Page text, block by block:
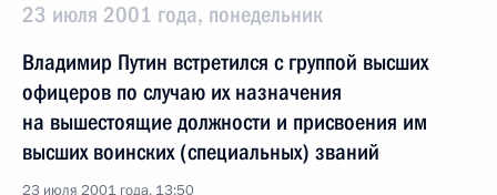
23 июля 2001 года, понедельник
Владимир Путин встретился с группой высших
офицеров по случаю их назначения
на вышестоящие должности и присвоения им
высших воинских (специальных) званий
23 июля 2001 года, 13:50